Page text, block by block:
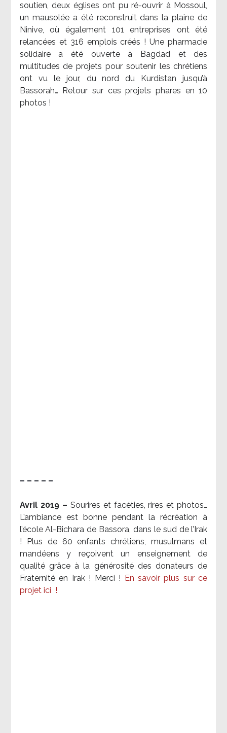
soutien, deux églises ont pu ré-ouvrir à Mossoul,
un mausolée a été reconstruit dans la plaine de
Ninive, où également 101 entreprises ont été
relancées et 316 emplois créés ! Une pharmacie
solidaire a été ouverte à Bagdad et des
multitudes de projets pour soutenir les chrétiens
ont vu le jour, du nord du Kurdistan jusqu’à
Bassorah… Retour sur ces projets phares en 10
photos !
– – – – –
Avril 2019 – Sourires et facéties, rires et photos…
L’ambiance est bonne pendant la récréation à
l’école Al-Bichara de Bassora, dans le sud de l’Irak
! Plus de 60 enfants chrétiens, musulmans et
mandéens y reçoivent un enseignement de
qualité grâce à la générosité des donateurs de
Fraternité en Irak ! Merci !
En savoir plus sur ce
projet ici !